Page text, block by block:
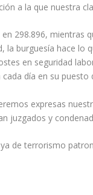
a la que nuestra
298.896, mientras
la burguesía hace lo
en seguridad
día en su puesto
expresas
juzgados y
de terrorismo